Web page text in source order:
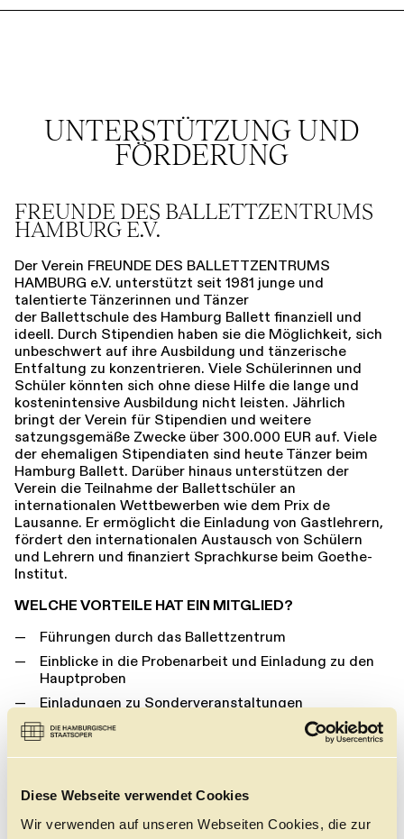
Diese Webseite verwendet Cookies
Wir verwenden auf unseren Webseiten Cookies, die zur
UNTERSTÜTZUNG UND
FÖRDERUNG
FREUNDE DES BALLETTZENTRUMS
HAMBURG E.V.
Der Verein FREUNDE DES BALLETTZENTRUMS
HAMBURG e.V. unterstützt seit 1981 junge und
talentierte Tänzerinnen und Tänzer
der Ballettschule des Hamburg Ballett finanziell und
ideell. Durch Stipendien haben sie die Möglichkeit, sich
unbeschwert auf ihre Ausbildung und tänzerische
Entfaltung zu konzentrieren. Viele Schülerinnen und
Schüler könnten sich ohne diese Hilfe die lange und
kostenintensive Ausbildung nicht leisten. Jährlich
bringt der Verein für Stipendien und weitere
satzungsgemäße Zwecke über 300.000 EUR auf. Viele
der ehemaligen Stipendiaten sind heute Tänzer beim
Hamburg Ballett. Darüber hinaus unterstützen der
Verein die Teilnahme der Ballettschüler an
internationalen Wettbewerben wie dem Prix de
Lausanne. Er ermöglicht die Einladung von Gastlehrern,
fördert den internationalen Austausch von Schülern
und Lehrern und finanziert Sprachkurse beim Goethe-
Institut.
WELCHE VORTEILE HAT EIN MITGLIED?
Führungen durch das Ballettzentrum
Einblicke in die Probenarbeit und Einladung zu den
Hauptproben
Einladungen zu Sonderveranstaltungen
Vorrangige Behandlung bei Kartenbestellungen für
Ballett-Werkstätten und Ballettpremieren u. a.
Deutsche Bank AG, Hamburg
BIC: DEUTDEDBHAM